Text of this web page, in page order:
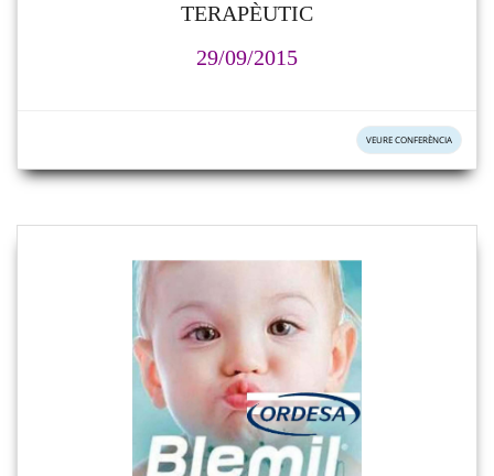
TERAPÈUTIC
29/09/2015
VEURE CONFERÈNCIA